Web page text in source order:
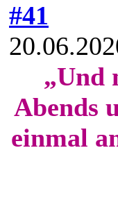
#41
„Und
Abends
einmal